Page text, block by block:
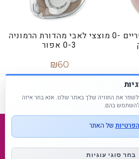
מוצץ לאבי מהדורת פריים 0- מוצצי לאבי מהדורת הרמוניה
0-3 אפור
₪60
את החוויה שלך באתר שלנו. אנא בחר איזה
להשתמש בהם.
של האתר
בחר סוגי עוגיות